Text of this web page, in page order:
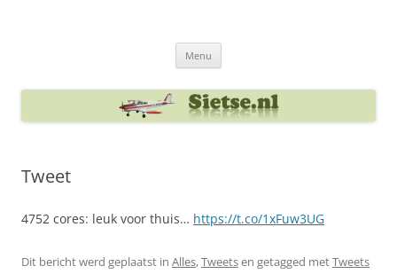
Menu
Tweet
4752 cores: leuk voor thuis… https://t.co/1xFuw3UG
Dit bericht werd geplaatst in Alles,Tweetsen getagged metTweets